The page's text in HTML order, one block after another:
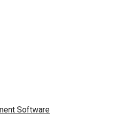
Software